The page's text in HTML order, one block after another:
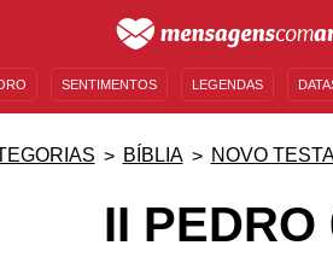
SENTIMENTOS LEGENDAS
BÍBLIA NOVO
II PEDRO